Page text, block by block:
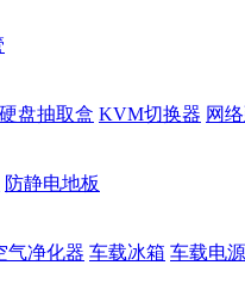
硬盘抽取盒 KVM切换器 网
防静电地板
气净化器 车载冰箱 车载电源